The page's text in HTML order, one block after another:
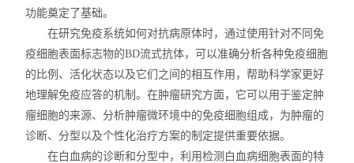
功能奠定了基础。
在研究免疫系统如何对抗病原体时，通过使用针对不同免
疫细胞表面标志物的BD流式抗体，可以准确分析各种免疫细胞
的比例、活化状态以及它们之间的相互作用，帮助科学家更好
地理解免疫应答的机制。在肿瘤研究方面，它可以用于鉴定肿
瘤细胞的来源、分析肿瘤微环境中的免疫细胞组成，为肿瘤的
诊断、分型以及个性化治疗方案的制定提供重要依据。
在白血病的诊断和分型中，利用检测白血病细胞表面的特